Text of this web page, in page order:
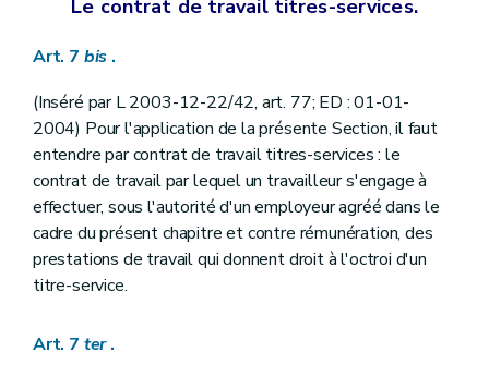
Le contrat de travail titres-services.
Art. 7 bis .
(Inséré par L 2003-12-22/42, art. 77; ED : 01-01-
2004) Pour l'application de la présente Section, il faut
entendre par contrat de travail titres-services : le
contrat de travail par lequel un travailleur s'engage à
effectuer, sous l'autorité d'un employeur agréé dans le
cadre du présent chapitre et contre rémunération, des
prestations de travail qui donnent droit à l'octroi d'un
titre-service.
Art. 7 ter.